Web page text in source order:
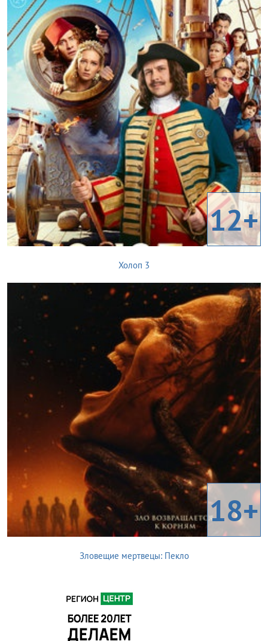
12+
Холоп 3
18+
Зловещие мертвецы: Пекло